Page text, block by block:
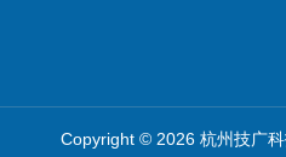
Copyright © 2026 杭州技广